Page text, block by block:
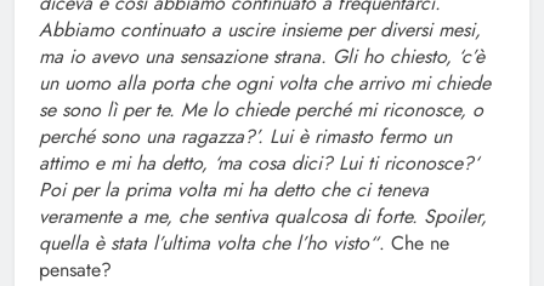
Abbiamo continuato a uscire insieme per diversi mesi,
ma io avevo una sensazione strana. Gli ho chiesto, ‘c’è
un uomo alla porta che ogni volta che arrivo mi chiede
se sono lì per te. Me lo chiede perché mi riconosce, o
perché sono una ragazza?’. Lui è rimasto fermo un
attimo e mi ha detto, ‘ma cosa dici? Lui ti riconosce?‘
Poi per la prima volta mi ha detto che ci teneva
veramente a me, che sentiva qualcosa di forte. Spoiler,
quella è stata l’ultima volta che l’ho visto“. Che ne
pensate?